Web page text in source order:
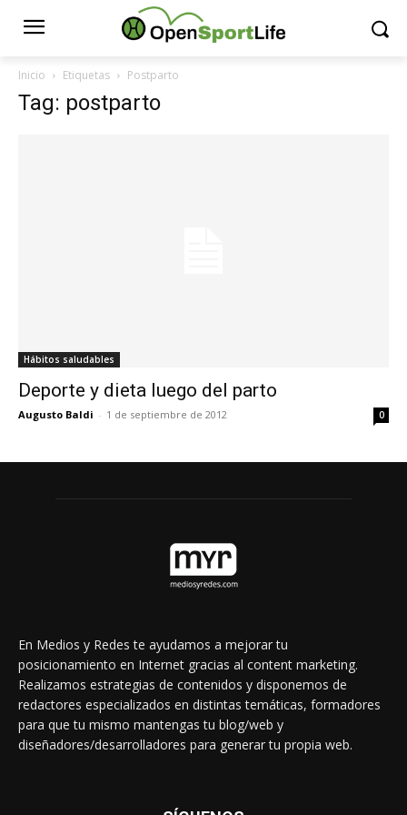
Inicio Etiquetas Postparto
Tag: postparto
Hábitos saludables
Deporte y dieta luego del parto
Augusto Baldi - 1 de septiembre de 2012 0
En Medios y Redes te ayudamos a mejorar tu
posicionamiento en Internet gracias al content marketing.
Realizamos estrategias de contenidos y disponemos de
redactores especializados en distintas temáticas, formadores
para que tu mismo mantengas tu blog/web y
diseñadores/desarrolladores para generar tu propia web.